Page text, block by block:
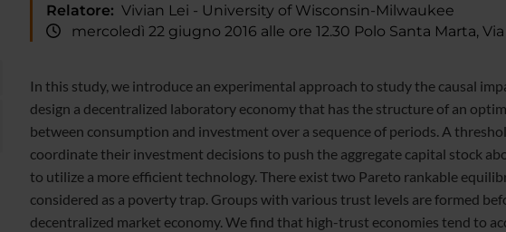
Relatore: Vivian Lei - University of Wisconsin-Milwaukee
mercoledì 22 giugno 2016 alle ore 12.30 Polo Santa Marta, Via
In this study, we introduce an experimental approach to study the causal
design a decentralized laboratory economy that has the structure of an
between consumption and investment over a sequence of periods. A
coordinate their investment decisions to push the aggregate capital stock
to utilize a more efficient technology. There exist two Pareto rankable
considered as a poverty trap. Groups with various trust levels are formed
decentralized market economy. We find that high-trust economies tend to